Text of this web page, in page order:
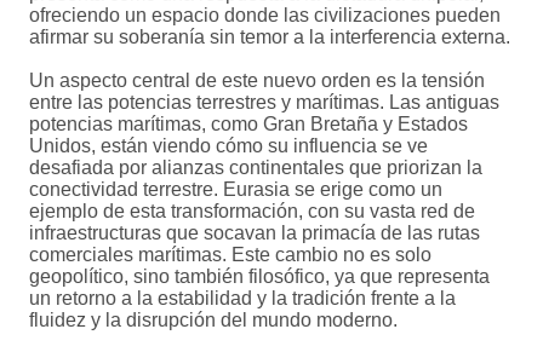
ofreciendo un espacio donde las civilizaciones pueden
afirmar su soberanía sin temor a la interferencia externa.
Un aspecto central de este nuevo orden es la tensión
entre las potencias terrestres y marítimas. Las antiguas
potencias marítimas, como Gran Bretaña y Estados
Unidos, están viendo cómo su influencia se ve
desafiada por alianzas continentales que priorizan la
conectividad terrestre. Eurasia se erige como un
ejemplo de esta transformación, con su vasta red de
infraestructuras que socavan la primacía de las rutas
comerciales marítimas. Este cambio no es solo
geopolítico, sino también filosófico, ya que representa
un retorno a la estabilidad y la tradición frente a la
fluidez y la disrupción del mundo moderno.